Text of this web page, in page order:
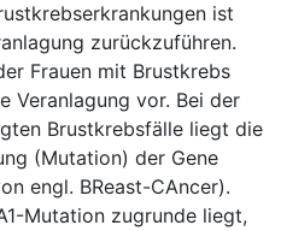
ist
zurückzuführen.
Frauen mit Brustkrebs
Veranlagung vor. Bei der
Brustkrebsfälle liegt die
(Mutation) der Gene
engl. BReast-CAncer).
Mutation zugrunde liegt,